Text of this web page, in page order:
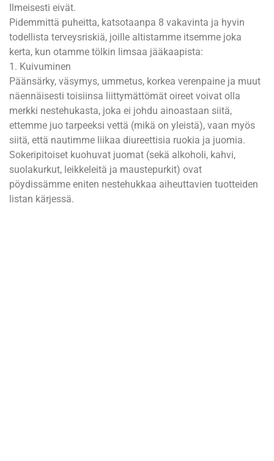
Ilmeisesti eivät.
Pidemmittä puheitta, katsotaanpa 8 vakavinta ja hyvin
todellista terveysriskiä, joille altistamme itsemme joka
kerta, kun otamme tölkin limsaa jääkaapista:
1. Kuivuminen
Päänsärky, väsymys, ummetus, korkea verenpaine ja muut
näennäisesti toisiinsa liittymättömät oireet voivat olla
merkki nestehukasta, joka ei johdu ainoastaan siitä,
ettemme juo tarpeeksi vettä (mikä on yleistä), vaan myös
siitä, että nautimme liikaa diureettisia ruokia ja juomia.
Sokeripitoiset kuohuvat juomat (sekä alkoholi, kahvi,
suolakurkut, leikkeleitä ja maustepurkit) ovat
pöydissämme eniten nestehukkaa aiheuttavien tuotteiden
listan kärjessä.